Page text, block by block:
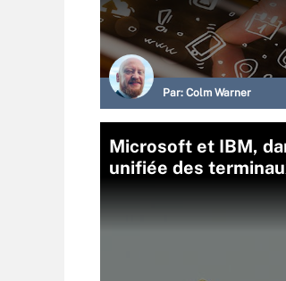
Par: Colm Warner
Microsoft et IBM,
unifiée des